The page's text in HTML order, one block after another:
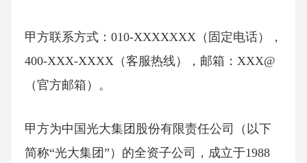
甲方联系方式：010-XXXXXXX（固定电话），
400-XXX-XXXX（客服热线），邮箱：XXX@
（官方邮箱）。
甲方为中国光大集团股份有限责任公司（以下
简称“光大集团”）的全资子公司，成立于1988